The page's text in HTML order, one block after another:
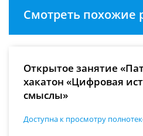
Смотреть похожие
Открытое занятие
хакатон «Цифровая
смыслы»
Доступна к просмотру